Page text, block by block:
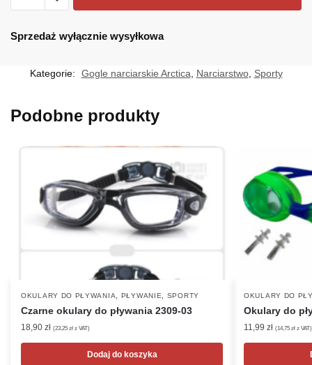
Sprzedaż wyłącznie wysyłkowa
Kategorie: Gogle narciarskie Arctica Narciarstwo, Sporty
Podobne produkty
OKULARY DO PŁYWANIA PŁYWANIE SPORTY
Czarne okulary do pływania 2309-03
18,90 zł (23,25 zł z VAT)
Dodaj do koszyka
OKULARY DO
Okulary do
11,99 zł (14,75 zł z VAT)